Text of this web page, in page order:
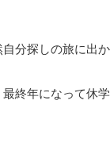
自分探しの旅に出
終年になって休